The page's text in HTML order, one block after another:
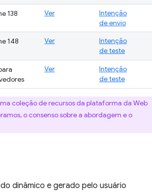
138 Ver
Intenção
de envio
148 Ver
Intenção
de teste
Ver
Intenção
de teste
coleção de recursos da plataforma da Web
o consenso sobre a abordagem e o
dinâmico e gerado pelo usuário